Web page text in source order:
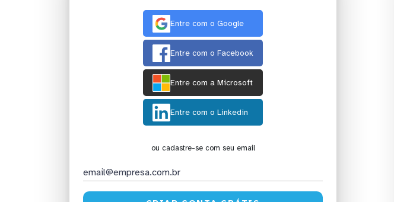
Entre com o Google
Entre com o Facebook
Entre com a Microsoft
Entre com o Linkedin
ou cadastre-se com seu email